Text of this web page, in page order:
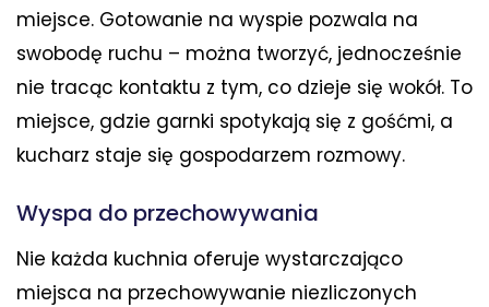
miejsce. Gotowanie na wyspie pozwala na
swobodę ruchu – można tworzyć, jednocześnie
nie tracąc kontaktu z tym, co dzieje się wokół. To
miejsce, gdzie garnki spotykają się z gośćmi, a
kucharz staje się gospodarzem rozmowy.
Wyspa do przechowywania
Nie każda kuchnia oferuje wystarczająco
miejsca na przechowywanie niezliczonych